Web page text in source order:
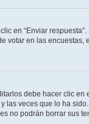
en “Enviar
votar en las encuestas,
debe hacer clic en
veces que lo ha
no podrán borrar sus